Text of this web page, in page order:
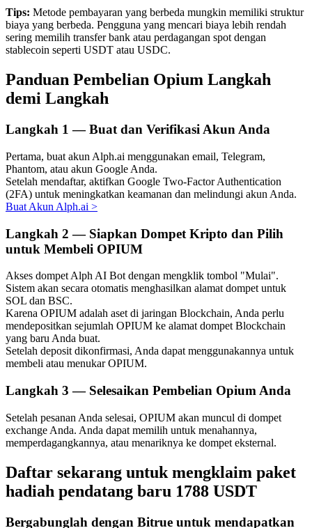
Raih keuntungan jangka panjang dan kepentingan fleksibel
Pelajari Staking
Pelajari tentang mendapatkan penghasilan pasif
Bitrue
AI
Mitra Bitrue
Tips: Metode pembayaran yang berbeda mungkin memiliki struktur
biaya yang berbeda. Pengguna yang mencari biaya lebih rendah
sering memilih transfer bank atau perdagangan spot dengan
stablecoin seperti USDT atau USDC.
Panduan Pembelian Opium Langkah
demi Langkah
Langkah 1 —Buat dan Verifikasi Akun Anda
Pertama, buat akun Alph.ai menggunakan email, Telegram,
Phantom, atau akun Google Anda.
Setelah mendaftar, aktifkan Google Two-Factor Authentication
(2FA) untuk meningkatkan keamanan dan melindungi akun Anda.
Buat Akun Alph.ai >
Langkah 2 — Siapkan Dompet Kripto dan Pilih
untuk Membeli OPIUM
Akses dompet Alph AI Bot dengan mengklik tombol "Mulai".
Sistem akan secara otomatis menghasilkan alamat dompet untuk
SOL dan BSC.
Karena OPIUM adalah aset di jaringan Blockchain, Anda perlu
mendepositkan sejumlah OPIUM ke alamat dompet Blockchain
yang baru Anda buat.
Setelah deposit dikonfirmasi, Anda dapat menggunakannya untuk
membeli atau menukar OPIUM.
Langkah 3 — Selesaikan Pembelian Opium Anda
Setelah pesanan Anda selesai, OPIUM akan muncul di dompet
exchange Anda. Anda dapat memilih untuk menahannya,
memperdagangkannya, atau menariknya ke dompet eksternal.
Daftar sekarang untuk mengklaim paket
hadiah pendatang baru 1788 USDT
Bergabunglah dengan Bitrue untuk mendapatkan